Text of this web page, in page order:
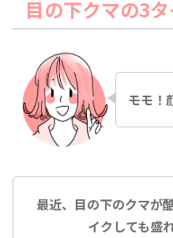
目の下クマの3
モモ！
最近、目の下のクマが
イクしても盛